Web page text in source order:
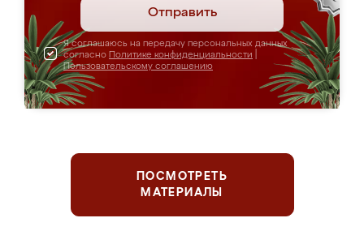
Отправить
Я соглашаюсь на передачу персональных данных
согласно Политике конфиденциальности
Пользовательскому соглашению
ПОСМОТРЕТЬ
МАТЕРИАЛЫ